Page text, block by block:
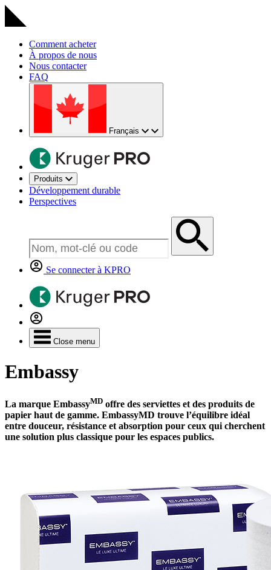
Comment acheter
À propos de nous
Nous contacter
FAQ
Français
Produits
Développement durable
Perspectives
Se connecter à KPRO
Close menu
Embassy
La marque EmbassyMD offre des serviettes et des produits de
papier haut de gamme. EmbassyMD trouve l’équilibre idéal
entre douceur, résistance et absorption pour ceux qui cherchent
une solution plus classique pour les espaces publics.